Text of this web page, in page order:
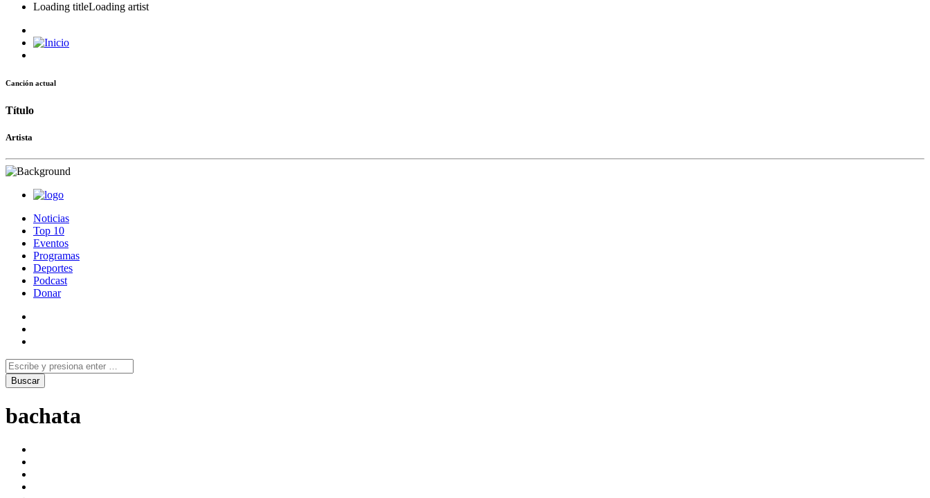
Loading titleLoading artist
Canción actual
Título
Artista
Noticias
Top 10
Eventos
Programas
Deportes
Podcast
Donar
bachata